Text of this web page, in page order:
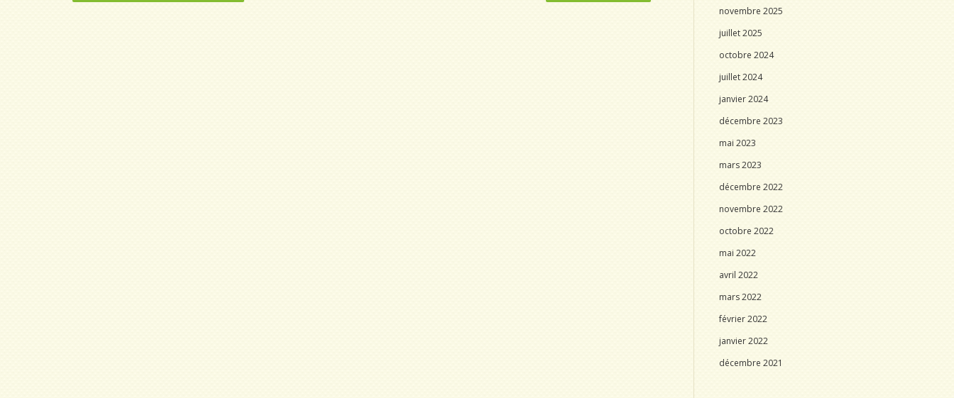
novembre 2025
juillet 2025
octobre 2024
juillet 2024
janvier 2024
décembre 2023
mai 2023
mars 2023
décembre 2022
novembre 2022
octobre 2022
mai 2022
avril 2022
mars 2022
février 2022
janvier 2022
décembre 2021